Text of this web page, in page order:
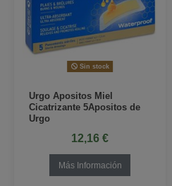
Sin stock
Urgo Apositos Miel
Cicatrizante 5Apositos de
Urgo
12,16 €
Más Información